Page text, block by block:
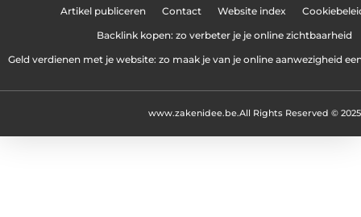
Artikel publiceren Contact Website index
Backlink kopen: zo verbeter je je online zichtbaarheid
Geld verdienen met je website: zo maak je van je online aanwezigheid
All Rights Reserved © 2025
www.zakenidee.be.